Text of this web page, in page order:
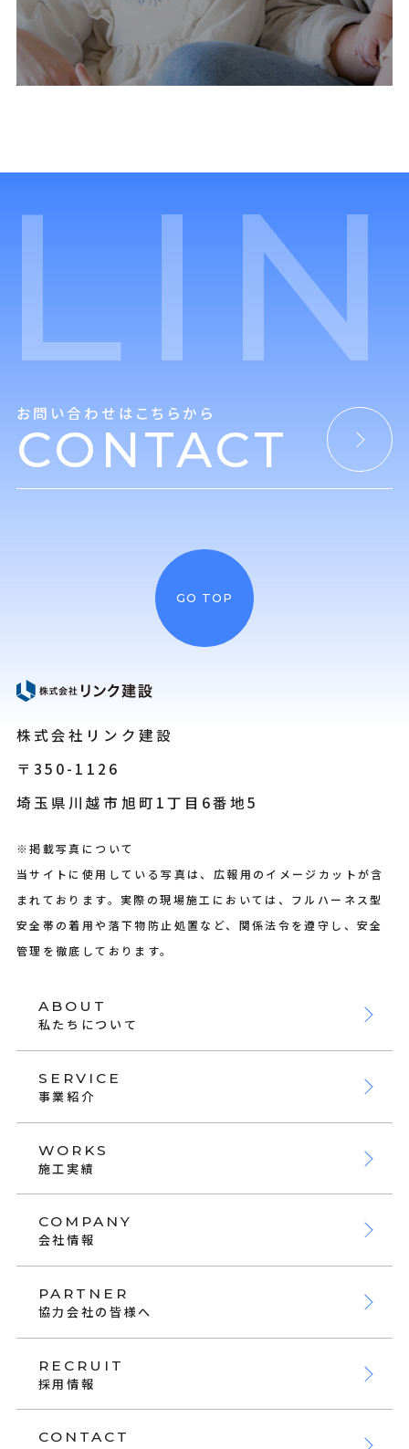
お問い合わせはこちらから
CONTACT
GO TOP
株式会社リンク建設
〒350-1126
埼玉県川越市旭町1丁目6番地5
※掲載写真について
当サイトに使用している写真は、広報用のイメージカットが含
まれております。実際の現場施工においては、フルハーネス型
安全帯の着用や落下物防止処置など、関係法令を遵守し、安全
管理を徹底しております。
ABOUT
私たちについて
SERVICE
事業紹介
WORKS
施工実績
COMPANY
会社情報
PARTNER
協力会社の皆様へ
RECRUIT
採用情報
CONTACT